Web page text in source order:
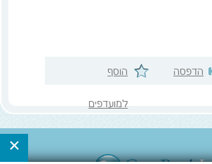
הדפסה
הוסף
למועדפים
×